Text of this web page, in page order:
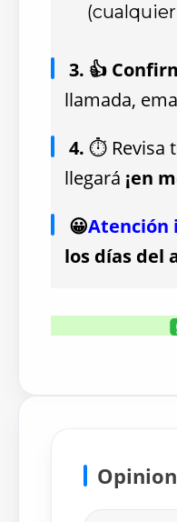
3. 👍
llamada,
4. ⏱ Revisa
llegará ¡en
😀Atención
los días del